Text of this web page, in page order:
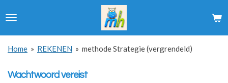
direct
hoofdinhoud
Home » REKENEN » methode Strategie (vergrendeld)
Wachtwoord vereist